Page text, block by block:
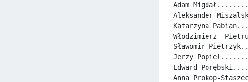
Adam
Aleksander
Katarzyna
Włodzimierz
Sławomir
Jerzy
Edward
Anna Prokop-